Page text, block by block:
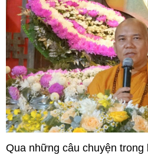
Qua những câu chuyện trong